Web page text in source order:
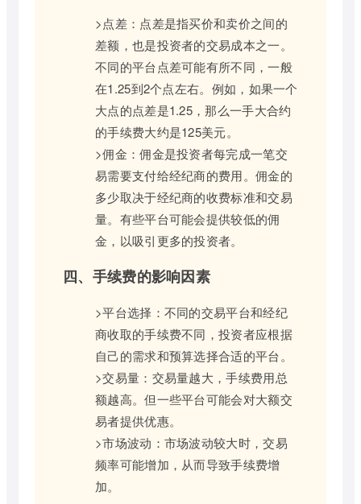
>点差：点差是指买价和卖价之间的
差额，也是投资者的交易成本之一。
不同的平台点差可能有所不同，一般
在1.25到2个点左右。例如，如果一个
大点的点差是1.25，那么一手大合约
的手续费大约是125美元。
>佣金：佣金是投资者每完成一笔交
易需要支付给经纪商的费用。佣金的
多少取决于经纪商的收费标准和交易
量。有些平台可能会提供较低的佣
金，以吸引更多的投资者。
四、手续费的影响因素
>平台选择：不同的交易平台和经纪
商收取的手续费不同，投资者应根据
自己的需求和预算选择合适的平台。
>交易量：交易量越大，手续费用总
额越高。但一些平台可能会对大额交
易者提供优惠。
>市场波动：市场波动较大时，交易
频率可能增加，从而导致手续费增
加。